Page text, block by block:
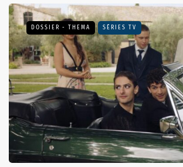
DOSSIER - THEMA SÉRIES TV